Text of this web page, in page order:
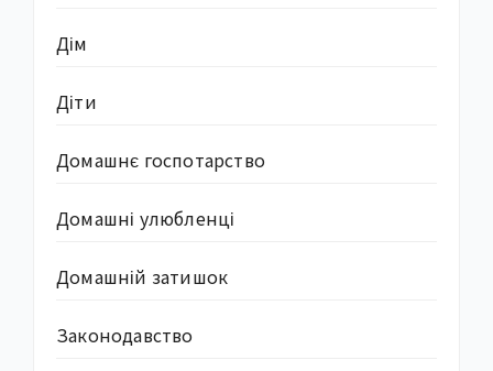
Дім
Діти
Домашнє госпотарство
Домашні улюбленці
Домашній затишок
Законодавство